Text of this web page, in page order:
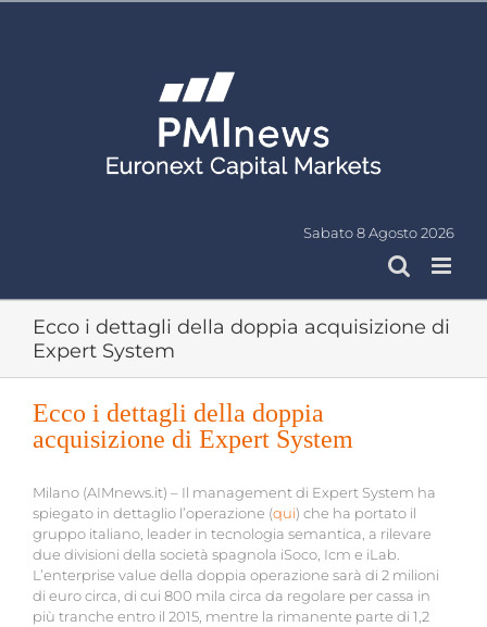
Sabato 8 Agosto 2026
Ecco i dettagli della doppia acquisizione di
Expert System
Ecco i dettagli della doppia
acquisizione di Expert System
Milano (AIMnews.it) – Il management di Expert System ha
spiegato in dettaglio l’operazione (qui) che ha portato il
gruppo italiano, leader in tecnologia semantica, a rilevare
due divisioni della società spagnola iSoco, Icm e iLab.
L’enterprise value della doppia operazione sarà di 2 milioni
di euro circa, di cui 800 mila circa da regolare per cassa in
più tranche entro il 2015, mentre la rimanente parte di 1,2